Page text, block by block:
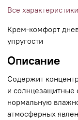
Все характеристики
Крем-комфорт
упругости
Описание
Содержит
и солнцезащитные
нормальную
атмосферных